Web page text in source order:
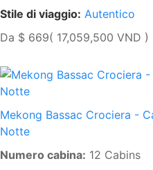
Stile di viaggio: Autentico
Da $ 669( 17,059,500 VND )
Mekong Bassac Crociera -
Notte
Numero cabina: 12 Cabins